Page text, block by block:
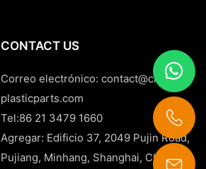
CONTACT US
Correo electrónico:contact@china-
plasticparts.com
Tel:86 21 3479 1660
Agregar: Edificio 37, 2049 Pujin Road,
Pujiang, Minhang, Shanghai, China